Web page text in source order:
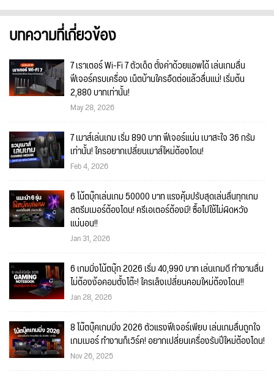
บทความที่เกี่ยวข้อง
7 เราเตอร์ Wi-Fi 7 ตัวเด็ด ตั้งค่าด้วยแอพได้ เล่นเกมลื่น
ฟีเจอร์ครบเครื่อง เน็ตบ้านใครอืดต่อแล้วลื่นแน่! เริ่มต้น
2,880 บาทเท่านั้น!
May 28, 2026
7 เมาส์เล่นเกม เริ่ม 890 บาท ฟีเจอร์แน่น เบาสะใจ 36 กรัม
เท่านั้น! ใครอยากเปลี่ยนเมาส์ใหม่ต้องโดน!
Feb 4, 2026
6 โน้ตบุ๊กเล่นเกม 50000 บาท แรงคุ้มปรับสุดเล่นลื่นทุกเกม
สตรีมเมอร์ต้องโดน! ครีเอเตอร์ต้องมี! ซื้อไปใช้ไม่ผิดหวัง
แน่นอน!!
Jan 31, 2026
6 เกมมิ่งโน้ตบุ๊ก 2026 เริ่ม 40,990 บาท เล่นเกมดี ทำงานลื่น
ไม่ต้องง้อคอมตั้งโต๊ะ! ใครเล็งเปลี่ยนคอมใหม่ต้องโดน!!
Jan 28, 2026
8 โน๊ตบุ๊คเกมมิ่ง 2026 ตัวแรงฟีเจอร์เพียบ เล่นเกมลื่นถูกใจ
เกมเมอร์ ทำงานก็เวิร์ค! อยากเปลี่ยนเครื่องรับปีใหม่ต้องโดน!
Nov 26, 2025